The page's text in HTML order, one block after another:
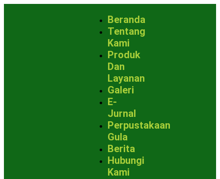
Beranda
Tentang
Kami
Produk
Dan
Layanan
Galeri
E-
Jurnal
Perpustakaan
Gula
Berita
Hubungi
Kami